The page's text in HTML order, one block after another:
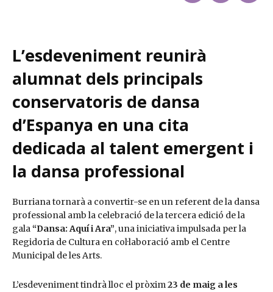
L’esdeveniment reunirà
alumnat dels principals
conservatoris de dansa
d’Espanya en una cita
dedicada al talent emergent i
la dansa professional
Burriana tornarà a convertir-se en un referent de la dansa
professional amb la celebració de la tercera edició de la
gala“Dansa: Aquí i Ara”, una iniciativa impulsada per la
Regidoria de Cultura en col·laboració amb el Centre
Municipal de les Arts.
L’esdeveniment tindrà lloc el pròxim23 de maig a les